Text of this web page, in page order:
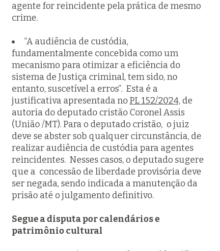
agente for reincidente pela prática de mesmo
crime.
“A audiência de custódia,
fundamentalmente concebida como um
mecanismo para otimizar a eficiência do
sistema de Justiça criminal, tem sido, no
entanto, suscetível a erros”. Esta é a
justificativa apresentada noPL 152/2024, de
autoria do deputado cristão Coronel Assis
(União /MT). Para o deputado cristão, o juiz
deve se abster sob qualquer circunstância, de
realizar audiência de custódia para agentes
reincidentes. Nesses casos, o deputado sugere
que a concessão de liberdade provisória deve
ser negada, sendo indicada a manutenção da
prisão até o julgamento definitivo.
Segue a disputa por calendários e
patrimônio cultural